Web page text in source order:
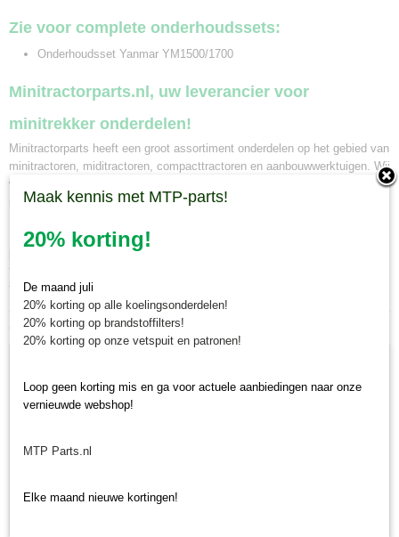
Zie voor complete onderhoudssets:
Onderhoudsset Yanmar YM1500/1700
Minitractorparts.nl, uw leverancier voor
minitrekker onderdelen!
Minitractorparts heeft een groot assortiment onderdelen op het gebied van
minitractoren, miditractoren, compacttractoren en aanbouwwerktuigen. Wij
verkopen deze onderdelen met als specialisme de Japanse
minitractormerken Yanmar, Iseki, Kubota en Shibaura.
Minitractorparts.nl heeft een groot assortiment onderdelen, waaronder dit
luchtfilter, voor uw Yanmar YM 195, YM 195D, YM 240, YM 240D,
Yanmar YM 1500, YM 1500D, YM 1600, YM 1700, YM 1900, YM 2000,
YM 2500, YM 3000, Yanmar YM 2010, YM 2010D.
Ook interessant
Maak kennis met MTP-parts!
20% korting!
De maand juli
20% korting op alle koelingsonderdelen!
20% korting op brandstoffilters!
20% korting op onze vetspuit en patronen!
Loop geen korting mis en ga voor actuele aanbiedingen naar onze
vernieuwde webshop!
MTP Parts.nl
Elke maand nieuwe kortingen!